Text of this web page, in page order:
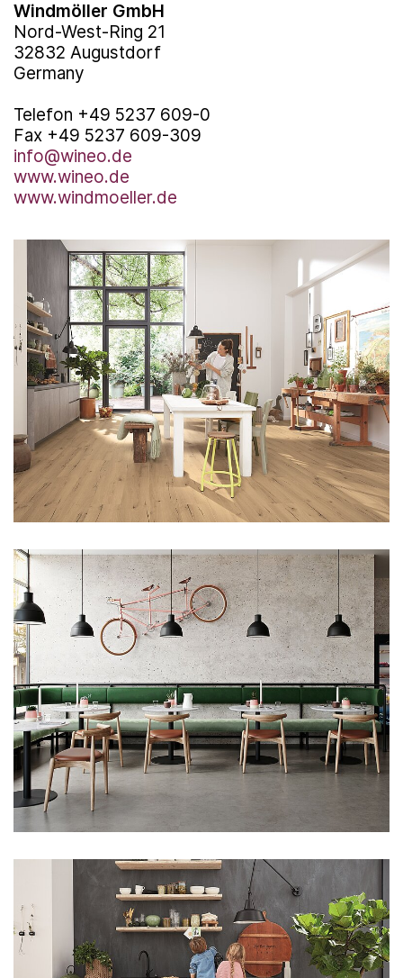
Windmöller GmbH
Nord-West-Ring 21
32832 Augustdorf
Germany
Telefon +49 5237 609-0
Fax +49 5237 609-309
info@wineo.de
www.wineo.de
www.windmoeller.de